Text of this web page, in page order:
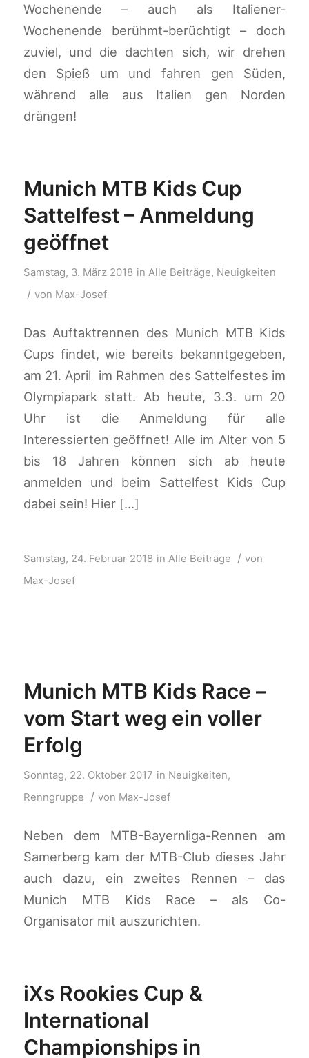
Wochenende – auch als Italiener-
Wochenende berühmt-berüchtigt – doch
zuviel, und die dachten sich, wir drehen
den Spieß um und fahren gen Süden,
während alle aus Italien gen Norden
drängen!
Munich MTB Kids Cup
Sattelfest – Anmeldung
geöffnet
Samstag, 3. März 2018 in Alle Beiträge, Neuigkeiten
/ von Max-Josef
Das Auftaktrennen des Munich MTB Kids
Cups findet, wie bereits bekanntgegeben,
am 21. April im Rahmen des Sattelfestes im
Olympiapark statt. Ab heute, 3.3. um 20
Uhr ist die Anmeldung für alle
Interessierten geöffnet! Alle im Alter von 5
bis 18 Jahren können sich ab heute
anmelden und beim Sattelfest Kids Cup
dabei sein! Hier […]
Samstag, 24. Februar 2018 in Alle Beiträge / von
Max-Josef
Munich MTB Kids Race –
vom Start weg ein voller
Erfolg
Sonntag, 22. Oktober 2017 in Neuigkeiten,
Renngruppe
/ von Max-Josef
Neben dem MTB-Bayernliga-Rennen am
Samerberg kam der MTB-Club dieses Jahr
auch dazu, ein zweites Rennen – das
Munich MTB Kids Race – als Co-
Organisator mit auszurichten.
iXs Rookies Cup &
International
Championships in